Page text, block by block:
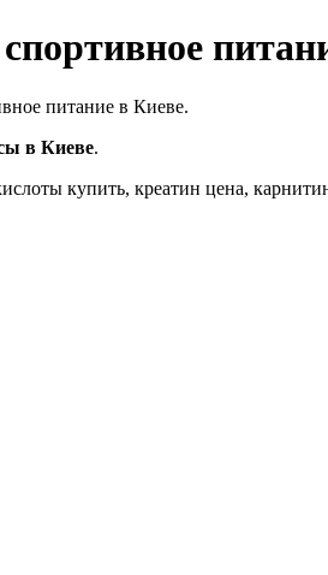
питание в Киеве.
в Киеве.
купить, креатин цена,